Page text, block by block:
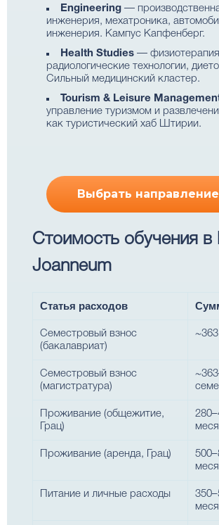
Engineering —
инженерия, мехатроника,
инженерия. Кампус Капфенберг.
Health Studies —
радиологические технологии,
Сильный медицинский кластер.
Tourism & Leisure
управление туризмом и
как туристический хаб Штирии.
Выбрать
Стоимость обучения в
Joanneum
Статья расходов
Семестровый взнос
(бакалавриат)
Семестровый взнос
(магистратура)
Проживание (общежитие,
Грац)
Проживание (аренда, Грац)
Питание и личные расходы